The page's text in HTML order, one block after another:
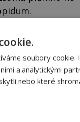
šlechtici v
20 let, ale už lze o
je to ostřílený politik.
Barbarossa proto
soubory cookie.
a analytickými
nebo které